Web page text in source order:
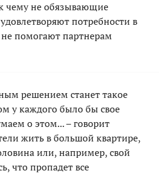
чему не обязывающие
потребности в
помогают партнерам
решением станет такое
у каждого было бы свое
о этом... – говорит
жить в большой квартире,
или, например, свой
что пропадет все